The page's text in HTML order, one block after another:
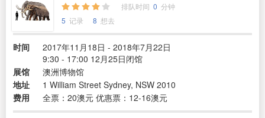
排队时间 0 分钟
5 记录 8 想去
时间
2017年11月18日 - 2018年7月22日
9:30 - 17:00 12月25日闭馆
展馆
澳洲博物馆
地址
1 William Street Sydney, NSW 2010
费用
全票：20澳元 优惠票：12-16澳元